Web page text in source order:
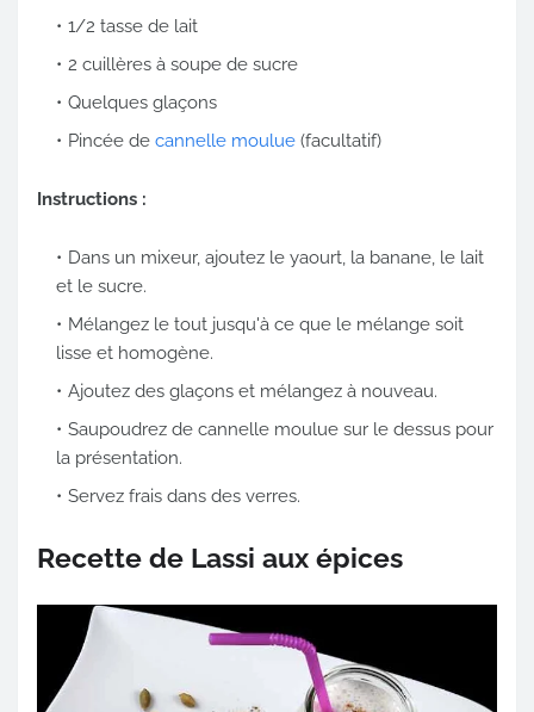
1/2 tasse de lait
2 cuillères à soupe de sucre
Quelques glaçons
Pincée de cannelle moulue (facultatif)
Instructions :
Dans un mixeur, ajoutez le yaourt, la banane, le lait
et le sucre.
Mélangez le tout jusqu'à ce que le mélange soit
lisse et homogène.
Ajoutez des glaçons et mélangez à nouveau.
Saupoudrez de cannelle moulue sur le dessus pour
la présentation.
Servez frais dans des verres.
Recette de Lassi aux épices